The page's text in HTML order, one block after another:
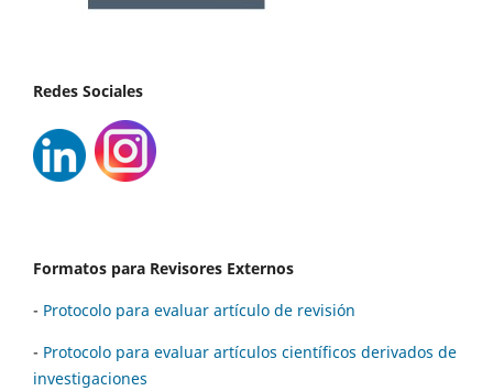
Redes Sociales
Formatos para Revisores Externos
- Protocolo para evaluar artículo de revisión
- Protocolo para evaluar artículos científicos derivados de
investigaciones